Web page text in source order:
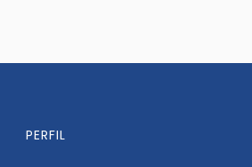
PERFIL